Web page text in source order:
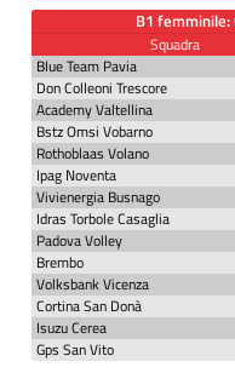
B1 femminile:
Squadra
Blue Team Pavia
Don Colleoni Trescore
Academy Valtellina
Bstz Omsi Vobarno
Rothoblaas Volano
Ipag Noventa
Vivienergia Busnago
Idras Torbole Casaglia
Padova Volley
Brembo
Volksbank Vicenza
Cortina San Donà
Isuzu Cerea
Gps San Vito